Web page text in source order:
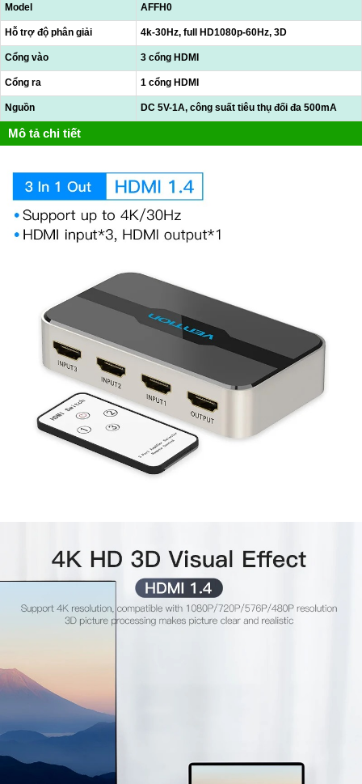
Model AFFH0
Hỗ trợ độ phân giải 4k-30Hz, full HD1080p-60Hz, 3D
Cổng vào 3 cổng HDMI
Cổng ra 1 cổng HDMI
Nguồn DC 5V-1A, công suất tiêu thụ đối đa 500mA
Mô tả chi tiết